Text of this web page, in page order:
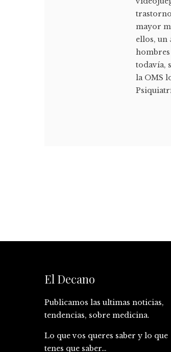
trastorno
mayor
ellos, un
hombres
todavía,
la OMS
El Decano
Publicamos las ultimas noticias,
tendencias, sobre medicina.
Lo que vos queres saber y lo que
tenes que saber…